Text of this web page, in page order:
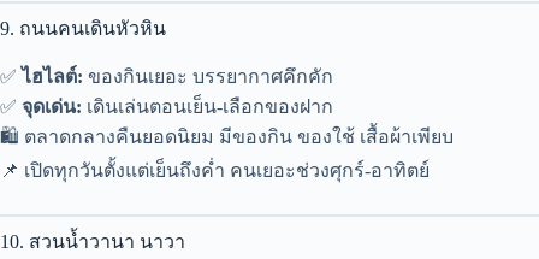
9. ถนนคนเดินหัวหิน
✅ไฮไลต์: ของกินเยอะ บรรยากาศคึกคัก
✅ จุดเด่น: เดินเล่นตอนเย็น-เลือกของฝาก
🛍️ ตลาดกลางคืนยอดนิยม มีของกิน ของใช้ เสื้อผ้าเพียบ
📌 เปิดทุกวันตั้งแต่เย็นถึงค่ำ คนเยอะช่วงศุกร์-อาทิตย์
10. สวนน้ำวานา นาวา